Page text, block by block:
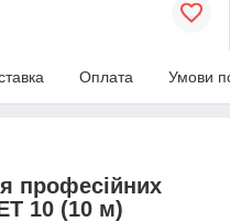
Оплата Умови
професійних
10 (10 м)